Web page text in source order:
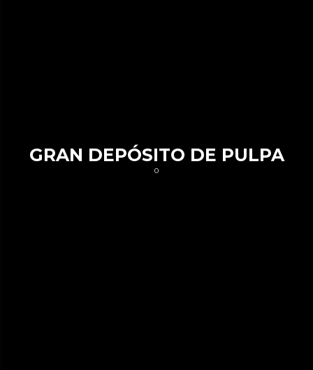
GRAN DEPÓSITO DE PULPA
0